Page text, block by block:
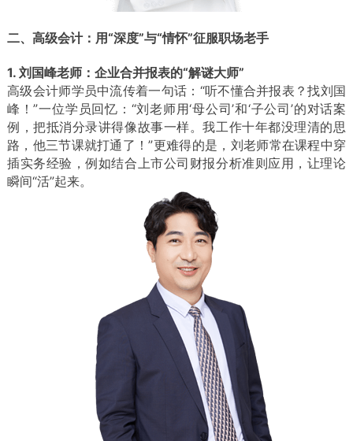
二、高级会计：用“深度”与“情怀”征服职场老手
1. 刘国峰老师：企业合并报表的“解谜大师”
高级会计师学员中流传着一句话：“听不懂合并报表？找刘国
峰！”一位学员回忆：“刘老师用‘母公司’和‘子公司’的对话案
例，把抵消分录讲得像故事一样。我工作十年都没理清的思
路，他三节课就打通了！”更难得的是，刘老师常在课程中穿
插实务经验，例如结合上市公司财报分析准则应用，让理论
瞬间“活”起来。